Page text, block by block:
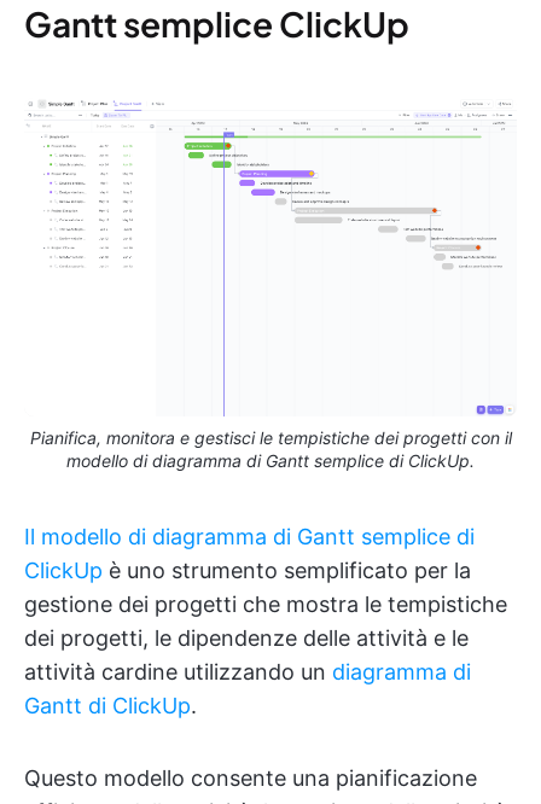
Gantt semplice ClickUp
Pianifica, monitora e gestisci le tempistiche dei progetti con il
modello di diagramma di Gantt semplice di ClickUp.
Il modello di diagramma di Gantt semplice di
ClickUp è uno strumento semplificato per la
gestione dei progetti che mostra le tempistiche
dei progetti, le dipendenze delle attività e le
attività cardine utilizzando un diagramma di
Gantt di ClickUp.
Questo modello consente una pianificazione